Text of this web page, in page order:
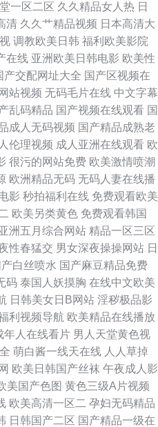
一区二区 久久精品女人热 日
清 久久艹精品视频 日本高清大
调教欧美日韩 福利欧美影院
在线 亚洲欧美日韩电影 欧美性
产交配网址大全 国产区视频在
站视频 无码毛片在线 中文字幕
乱码精品 国产视频在线观看 国
成人无码视频 国产精品成熟老
伦理视频 成人亚洲在线观看 欧
很污的网站免费 欧美激情喷潮
欧洲精品无码 无码人妻在线播
影 秒拍福利在线 免费观看欧美
欧美另类黄色 免费观看韩国
洲五月综合网站 精品一区三区
性春猛交 男女深夜操操网站 日
产白丝喷水 国产麻豆精品免费
码 泰国人妖摸胸 在线中文欧美
日韩美女日B网站 淫秽极品影
利视频导航 欧美精品在线播放
年人在线看片 男人天堂黄色视
萌白酱一线天在线 人人草掉
欧美日韩国产丝袜 午夜成人影
美国产色图 黄色三级A片视频
欧美高清一区二 孕妇无码精品
日韩国产二区 国产精品一级在